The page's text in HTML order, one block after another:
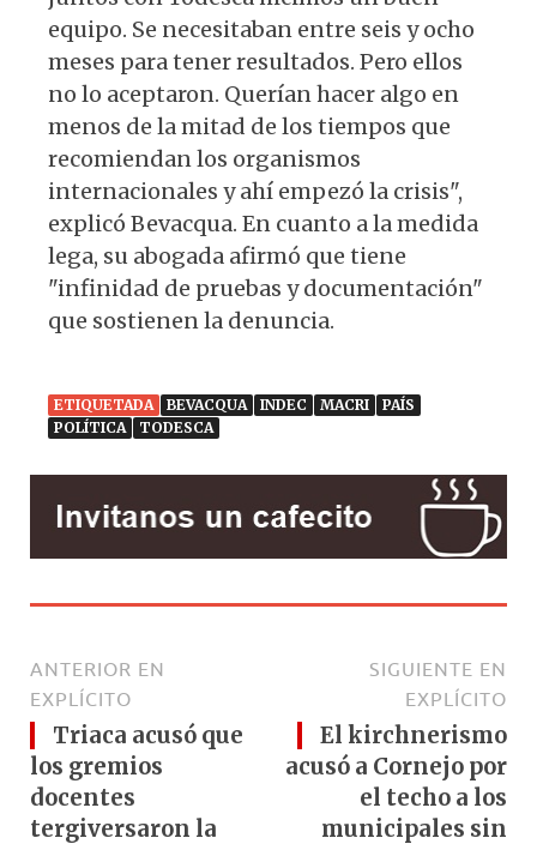
equipo. Se necesitaban entre seis y ocho
meses para tener resultados. Pero ellos
no lo aceptaron. Querían hacer algo en
menos de la mitad de los tiempos que
recomiendan los organismos
internacionales y ahí empezó la crisis",
explicó Bevacqua. En cuanto a la medida
lega, su abogada afirmó que tiene
"infinidad de pruebas y documentación"
que sostienen la denuncia.
ETIQUETADA BEVACQUA INDEC MACRI
PAÍS
POLÍTICA
TODESCA
ANTERIOR EN
EXPLÍCITO
Triaca acusó que
los gremios
docentes
tergiversaron la
SIGUIENTE EN
EXPLÍCITO
El kirchnerismo
acusó a Cornejo por
el techo a los
municipales sin